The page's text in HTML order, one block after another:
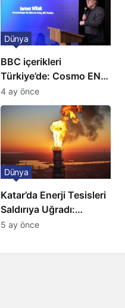
BBC içerikleri
Türkiye’de: Cosmo EN
ve BBC Player yayında
Dünya
4 ay önce
Katar’da Enerji Tesisleri
Saldırıya Uğradı:
Avrupa’da Doğalgaz
Dünya
5 ay önce